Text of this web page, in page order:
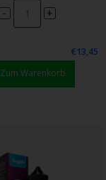
- +
€13,45
Zum Warenkorb